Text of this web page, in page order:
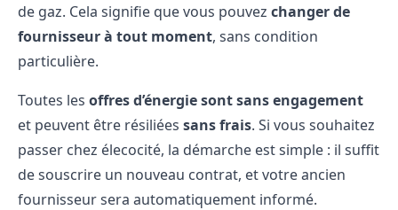
de gaz. Cela signifie que vous pouvez changer de
fournisseur à tout moment, sans condition
particulière.
Toutes les offres d’énergie sont sans engagement
et peuvent être résiliées sans frais. Si vous souhaitez
passer chez élecocité, la démarche est simple : il suffit
de souscrire un nouveau contrat, et votre ancien
fournisseur sera automatiquement informé.